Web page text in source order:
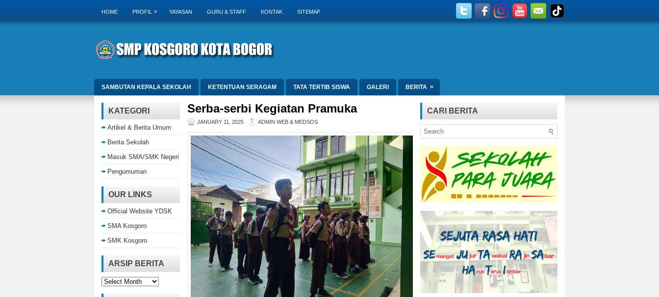
HOME PROFIL » YAYASAN GURU & STAFF KONTAK SITEMAP
SAMBUTAN KEPALA SEKOLAH KETENTUAN SERAGAM TATA TERTIB SISWA GALERI BERITA »
Serba-serbi Kegiatan Pramuka
JANUARY 11, 2025 ADMIN WEB & MEDSOS
KATEGORI
Artikel & Berita Umum
Berita Sekolah
Masuk SMA/SMK Negeri
Pengumuman
OUR LINKS
Official Website YDSK
SMA Kosgoro
SMK Kosgoro
ARSIP BERITA
Arsip
Berita
CARI BERITA